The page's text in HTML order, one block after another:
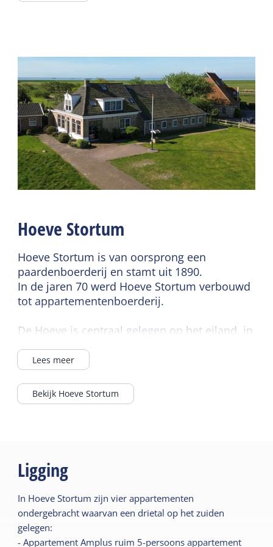
Algemeen
Centrale verwarming
Rookvrij
Dekbedden
Sanitair
Badkamer begane grond
Douche
Toilet in badkamer
Gedeelde faciliteiten
Wifi gedeeld
Speelveld
Wasfaciliteiten
Hoeve Stortum
Hoeve Stortum is van oorsprong een
paardenboerderij en stamt uit 1890.
In de jaren 70 werd Hoeve Stortum verbouwd
tot appartementenboerderij.
De Hoeve is centraal gelegen op het eiland, in
Alle faciliteiten zijn dichtbij, maar geeft geen
overlast in de drukke periodes.
In Hoeve Stortum zijn 4 Appartementen
en in de badkamer is vloerverwarming.
Er is een overdekte fietsenstalling waar het
mogelijk is om een elektrische fiets op te
laden. Tevens is er een wasserette aanwezig
waar je tegen een vergoeding kunt wassen en
drogen.
Lees meer
Bekijk Hoeve Stortum
Ligging
In Hoeve Stortum zijn vier appartementen
ondergebracht waarvan een drietal op het zuiden
gelegen:
- Appartement Amplus ruim 5-persoons appartement